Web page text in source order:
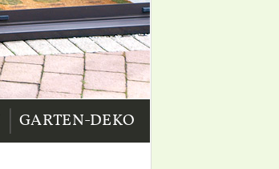
| GARTEN-DEKO